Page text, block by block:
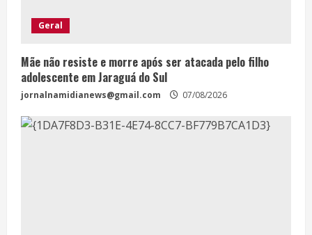
Geral
Mãe não resiste e morre após ser atacada pelo filho
adolescente em Jaraguá do Sul
jornalnamidianews@gmail.com 07/08/2026